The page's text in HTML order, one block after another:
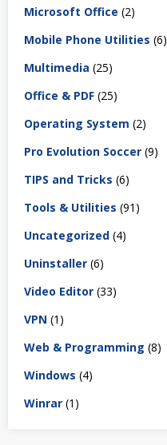
Microsoft Office (2)
Mobile Phone Utilities (6)
Multimedia (25)
Office & PDF (25)
Operating System (2)
Pro Evolution Soccer (9)
TIPS and Tricks (6)
Tools & Utilities (91)
Uncategorized (4)
Uninstaller (6)
Video Editor (33)
VPN (1)
Web & Programming (8)
Windows (4)
Winrar (1)